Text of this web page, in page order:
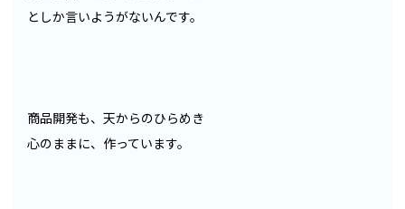
としか言いようがないんです。
商品開発も、天からのひらめき
心のままに、作っています。